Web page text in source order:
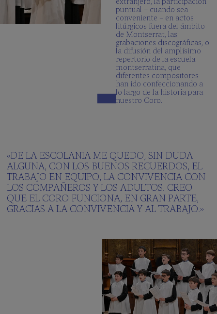
Frecuentes puntual – cuando sea
conveniente – en actos
litúrgicos fuera del ámbito
de Montserrat, las
grabaciones discográficas, o
la difusión del amplísimo
repertorio de la escuela
montserratina, que
diferentes compositores
han ido confeccionando a
lo largo de la historia para
nuestro Coro.
«DE LA ESCOLANIA ME QUEDO, SIN DUDA
ALGUNA, CON LOS BUENOS RECUERDOS, EL
TRABAJO EN EQUIPO, LA CONVIVENCIA CON
LOS COMPAÑEROS Y LOS ADULTOS. CREO
QUE EL CORO FUNCIONA, EN GRAN PARTE,
GRACIAS A LA CONVIVENCIA Y AL TRABAJO.»